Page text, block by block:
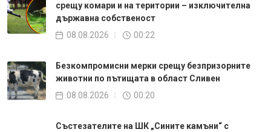
срещу комари и на територии – изключителна
държавна собственост
08.08.2026
00:22
Безкомпромисни мерки срещу безпризорните
животни по пътищата в област Сливен
08.08.2026
00:20
Състезателите на ШК „Сините камъни“ с